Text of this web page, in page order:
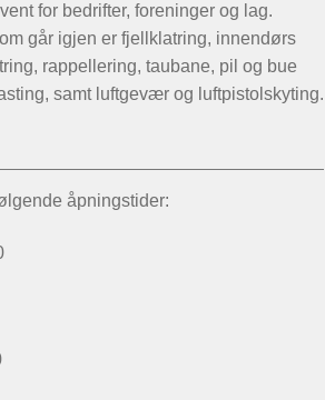
for bedrifter, foreninger og lag.
går igjen er fjellklatring, innendørs
rappellering, taubane, pil og bue
samt luftgevær og luftpistolskyting.
åpningstider: